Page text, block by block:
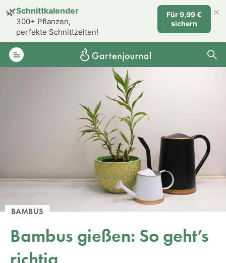
BAMBUS
Bambus gießen: So geht’s
🌿Schnittkalender
300+ Pflanzen,
perfekte Schnittzeiten!
Für 9,99 €
sichern
×